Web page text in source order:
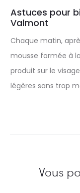
Astuces pour
Valmont
Chaque matin,
mousse formée à
produit sur le
légères sans trop
Vous